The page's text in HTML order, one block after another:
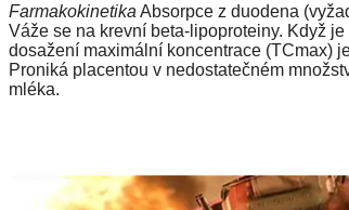
Farmakokinetika Absorpce z duodena
Váže se na krevní beta-lipoproteiny. Když
dosažení maximální koncentrace (TCmax)
Proniká placentou v nedostatečném
mléka.